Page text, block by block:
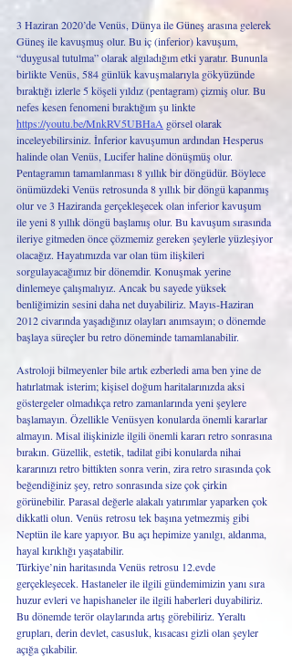
3 Haziran 2020’de Venüs, Dünya ile Güneş arasına gelerek
Güneş ile kavuşmuş olur. Bu iç (inferior) kavuşum,
“duygusal tutulma” olarak algıladığım etki yaratır. Bununla
birlikte Venüs, 584 günlük kavuşmalarıyla gökyüzünde
bıraktığı izlerle 5 köşeli yıldız (pentagram) çizmiş olur. Bu
nefes kesen fenomeni bıraktığım şu linkte
https://youtu.be/MnkRV5UBHaA görsel olarak
inceleyebilirsiniz. İnferior kavuşumun ardından Hesperus
halinde olan Venüs, Lucifer haline dönüşmüş olur.
Pentagramın tamamlanması 8 yıllık bir döngüdür. Böylece
önümüzdeki Venüs retrosunda 8 yıllık bir döngü kapanmış
olur ve 3 Haziranda gerçekleşecek olan inferior kavuşum
ile yeni 8 yıllık döngü başlamış olur. Bu kavuşum sırasında
ileriye gitmeden önce çözmemiz gereken şeylerle yüzleşiyor
olacağız. Hayatımızda var olan tüm ilişkileri
sorgulayacağımız bir dönemdir. Konuşmak yerine
dinlemeye çalışmalıyız. Ancak bu sayede yüksek
benliğimizin sesini daha net duyabiliriz. Mayıs-Haziran
2012 civarında yaşadığınız olayları anımsayın; o dönemde
başlaya süreçler bu retro döneminde tamamlanabilir.
Astroloji bilmeyenler bile artık ezberledi ama ben yine de
hatırlatmak isterim; kişisel doğum haritalarınızda aksi
göstergeler olmadıkça retro zamanlarında yeni şeylere
başlamayın. Özellikle Venüsyen konularda önemli kararlar
almayın. Misal ilişkinizle ilgili önemli kararı retro sonrasına
bırakın. Güzellik, estetik, tadilat gibi konularda nihai
kararınızı retro bittikten sonra verin, zira retro sırasında çok
beğendiğiniz şey, retro sonrasında size çok çirkin
görünebilir. Parasal değerle alakalı yatırımlar yaparken çok
dikkatli olun. Venüs retrosu tek başına yetmezmiş gibi
Neptün ile kare yapıyor. Bu açı hepimize yanılgı, aldanma,
hayal kırıklığı yaşatabilir.
Türkiye’nin haritasında Venüs retrosu 12.evde
gerçekleşecek. Hastaneler ile ilgili gündemimizin yanı sıra
huzur evleri ve hapishaneler ile ilgili haberleri duyabiliriz.
Bu dönemde terör olaylarında artış görebiliriz. Yeraltı
grupları, derin devlet, casusluk, kısacası gizli olan şeyler
açığa çıkabilir.